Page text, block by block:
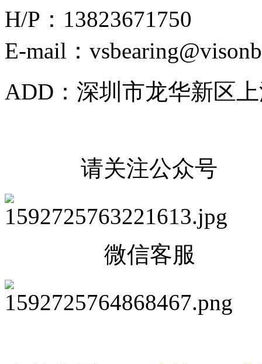
H/P：13823671750
E-mail：
ADD：深圳市龙华新区
请关注公众号
微信客服